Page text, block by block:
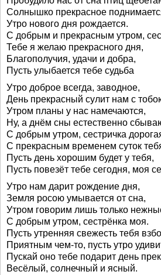
Солнышко прекрасное
Утро нового дня рождается.
С добрым и прекрасным утром,
Тебе я желаю прекрасного дня,
Благополучия, удачи и добра,
Пусть улыбается тебе судьба
Утро доброе всегда, заводное,
День прекрасный сулит нам с
Утром планы у нас намечаются,
Ну, а днём сны естественно
С добрым утром, сестричка
С прекрасным временем суток
Пусть день хорошим будет у тебя,
Пусть повезёт тебе сегодня, моя
Утро нам дарит рождение дня,
Земля росою умывается от сна,
Утром говорим лишь только
С добрым утром, сестрёнка моя.
Пусть утренняя свежесть тебя
Приятным чем-то, пусть утро
Пускай оно тебе подарит день
Весёлый, солнечный и ясный.